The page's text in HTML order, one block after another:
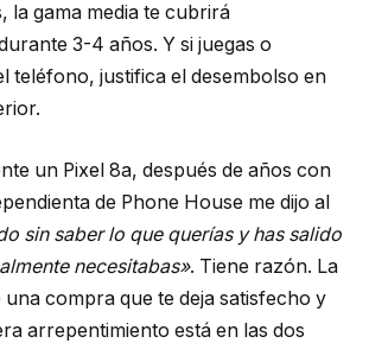
la gama media te cubrirá
3-4 años. Y si juegas o
teléfono, justifica el desembolso en
un Pixel 8a, después de años con
de Phone House me dijo al
sin saber lo que querías y has salido
necesitabas». Tiene razón. La
compra que te deja satisfecho y
arrepentimiento está en las dos